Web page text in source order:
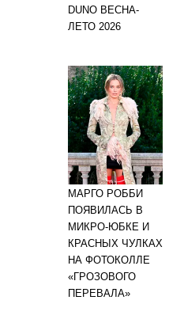
DUNO ВЕСНА-
ЛЕТО 2026
МАРГО РОББИ
ПОЯВИЛАСЬ В
МИКРО-ЮБКЕ И
КРАСНЫХ ЧУЛКАХ
НА ФОТОКОЛЛЕ
«ГРОЗОВОГО
ПЕРЕВАЛА»